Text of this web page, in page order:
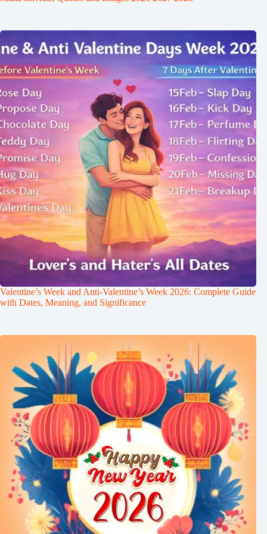
Valentine’s Week and Anti-Valentine’s Week 2026: Complete Guide
with Dates, Meaning, and Significance